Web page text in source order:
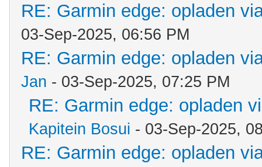
RE: Garmin edge: opladen
03-Sep-2025, 06:56 PM
RE: Garmin edge: opladen
Jan - 03-Sep-2025, 07:25 PM
RE: Garmin edge: opladen
Kapitein Bosui - 03-Sep-2025,
RE: Garmin edge: opladen